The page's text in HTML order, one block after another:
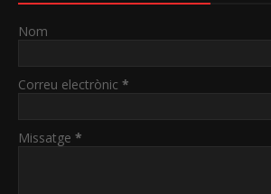
Nom
Correu electrònic *
Missatge *